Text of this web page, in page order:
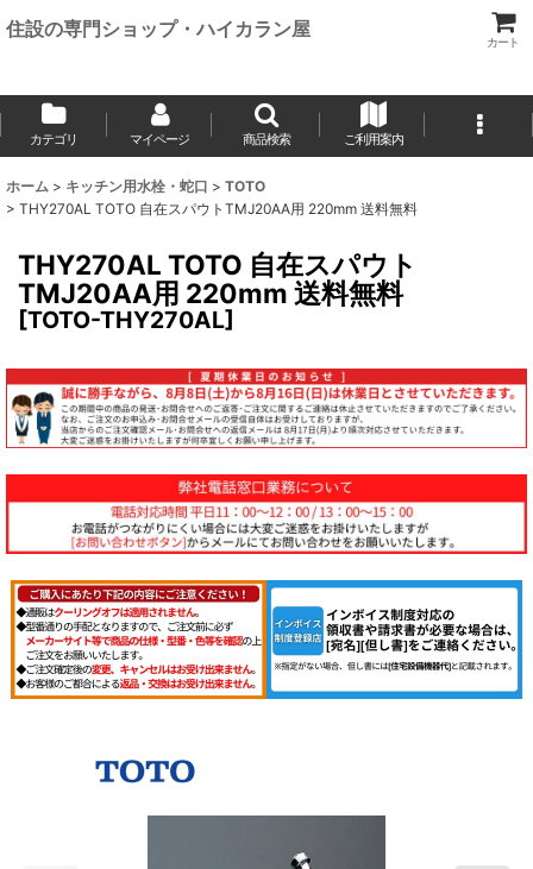
住設の専門ショップ・ハイカラン屋
カート
カテゴリ マイページ 商品検索 ご利用案内
ホーム > キッチン用水栓・蛇口 > TOTO
> THY270AL TOTO 自在スパウトTMJ20AA用 220mm 送料無料
THY270AL TOTO 自在スパウト
TMJ20AA用 220mm 送料無料
[TOTO-THY270AL]